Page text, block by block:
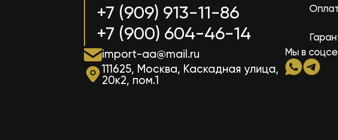
+7 (909) 913-11-86
+7 (900) 604-46-14
import-aa@mail.ru
111625, Москва, Каскадная улица,
20к2, пом.1
Мы в